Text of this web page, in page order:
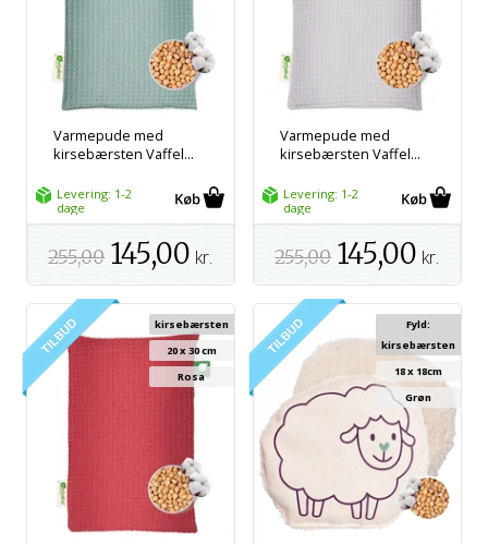
Varmepude med
kirsebærsten Vaffel...
Levering: 1-2
dage
255,00 145,00 kr.
Varmepude med
kirsebærsten Vaffel...
Levering: 1-2
dage
255,00 145,00 kr.
kirsebærsten
20 x 30 cm
Rosa
Fyld:
kirsebærsten
18 x 18cm
Grøn